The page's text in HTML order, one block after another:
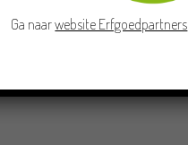
Ga naarwebsite Erfgoedpartners